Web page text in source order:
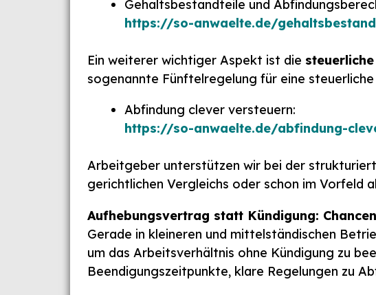
Gehaltsbestandteile und
https://so-anwaelte.de/
Ein weiterer wichtiger Aspekt ist die
sogenannte Fünftelregelung für eine
Abfindung clever versteuern:
https://so-anwaelte.de/abfindung-
Arbeitgeber unterstützen wir bei der
gerichtlichen Vergleichs oder schon im Vorfeld
Aufhebungsvertrag statt Kündigung:
Gerade in kleineren und mittelständischen
um das Arbeitsverhältnis ohne Kündigung zu
Beendigungszeitpunkte, klare Regelungen zu